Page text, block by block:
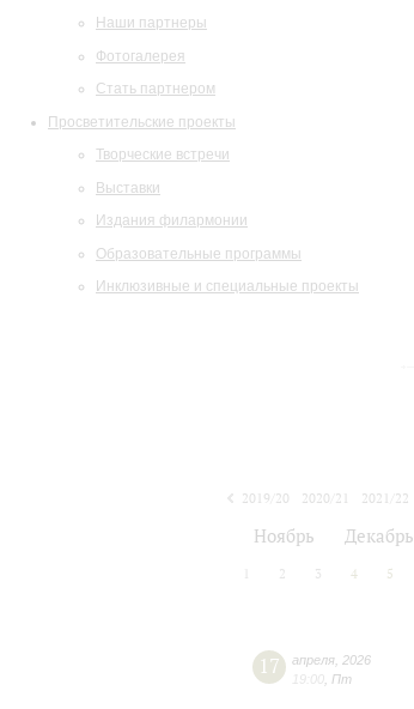
Наши партнеры
Фотогалерея
Стать партнером
Просветительские проекты
Творческие встречи
Выставки
Издания филармонии
Образовательные программы
Инклюзивные и специальные проекты
2019/20
2020/21 2021/22
Ноябрь Декабрь
2 3 4 5
17 апреля 2026
19:00 Пт